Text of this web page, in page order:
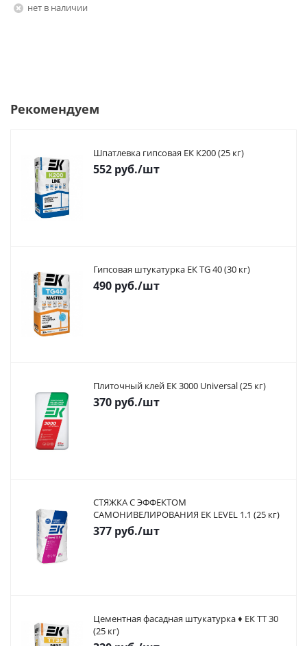
Нет в наличии
Рекомендуем
Шпатлевка гипсовая ЕК К200 (25 кг)
552 руб./шт
Гипсовая штукатурка ЕК TG 40 (30 кг)
490 руб./шт
Плиточный клей ЕК 3000 Universal (25 кг)
370 руб./шт
СТЯЖКА С ЭФФЕКТОМ
САМОНИВЕЛИРОВАНИЯ ЕК LEVEL 1.1 (25 кг)
377 руб./шт
Цементная фасадная штукатурка ♦ ЕК ТТ 30
(25 кг)